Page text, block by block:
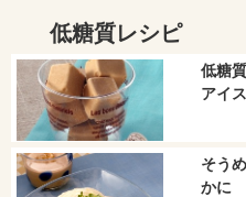
低糖質レシピ
低糖
アイ
そう
かに